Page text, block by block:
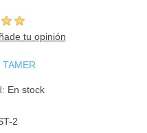
tu opinión
TAMER
En stock
2